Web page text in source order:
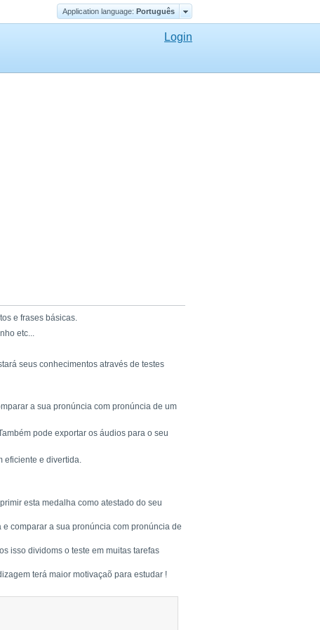
Application language: Português
Login
e frases básicas.
etc...
seus conhecimentos através de testes
a sua pronúncia com pronúncia de um
pode exportar os áudios para o seu
eficiente e divertida.
esta medalha como atestado do seu
comparar a sua pronúncia com pronúncia de
isso dividoms o teste em muitas tarefas
terá maior motivaçaõ para estudar !